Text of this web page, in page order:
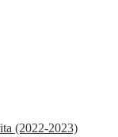
(2022-2023)